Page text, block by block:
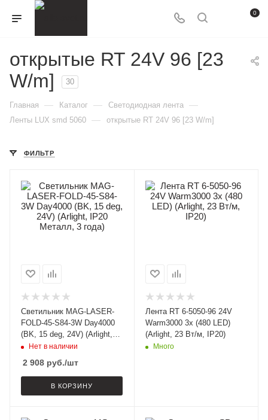
0
открытые RT 24V 96 [23
W/m]
30
Главная — Каталог — Светодиодная лента —
Ленты LUX smd 5060 — открытые RT 24V 96 [23 W/m]
ФИЛЬТР
Светильник MAG-LASER-
FOLD-45-S84-3W Day4000
(BK, 15 deg, 24V) (Arlight,
IP20 Металл, 3 года)
Нет в наличии
2 908 руб./шт
В КОРЗИНУ
Лента RT 6-5050-96 24V
Warm3000 3x (480 LED)
(Arlight, 23 Вт/м, IP20)
Много